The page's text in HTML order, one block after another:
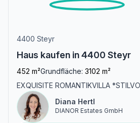
4400 Steyr
Haus kaufen in 4400 Steyr
452 m²Grundfläche: 3102 m²
EXQUISITE ROMANTIKVILLA
Diana Hertl
DIANOR Estates GmbH